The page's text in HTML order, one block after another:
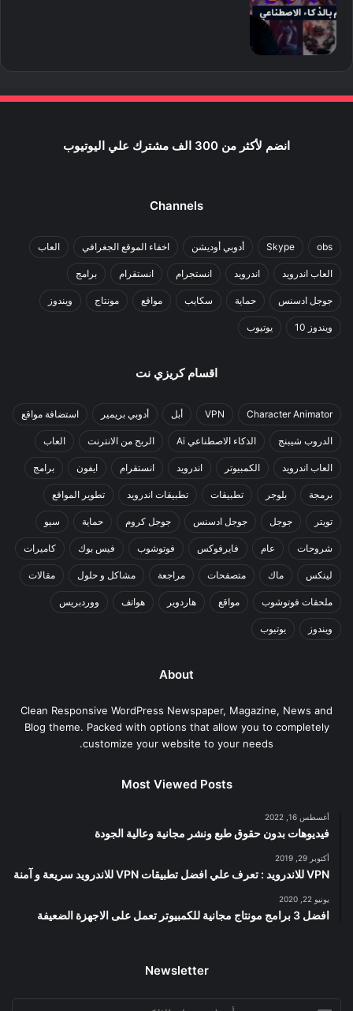
انضم لأكثر من 300 الف مشترك علي اليوتيوب
Channels
obs
Skype أدوبي أوديشن اخفاء الموقع الجغرافي العاب
العاب اندرويد اندرويد انستجرام انستقرام برامج
جوجل ادسنس حماية سكايب مواقع مونتاج ويندوز
ويندوز 10 يوتيوب
اقسام كريزي نت
Character Animator
VPN أبل أدوبي بريمير استضافة مواقع
الدروب شيبنج الذكاء الاصطناعي Ai الربح من الانترنت العاب
العاب اندرويد الكمبيوتر اندرويد انستقرام ايفون برامج
برمجة بلوجر تطبيقات تطبيقات اندرويد تطوير المواقع
تويتر جوجل جوجل ادسنس جوجل كروم حماية سيو
شروحات عام فايرفوكس فوتوشوب فيس بوك كاميرات
لينكس ماك متصفحات مراجعة مشاكل و حلول مقالات
ملحقات فوتوشوب مواقع هاردوير هواتف ووردبريس
ويندوز يوتيوب
About
Clean Responsive WordPress Newspaper, Magazine, News and
Blog theme. Packed with options that allow you to completely
customize your website to your needs.
Most Viewed Posts
أغسطس 16, 2022
فيديوهات بدون حقوق طبع ونشر مجانية وعالية الجودة
أكتوبر 29, 2019
VPN للاندرويد : تعرف علي افضل تطبيقات VPN للاندرويد سريعة و آمنة
يونيو 22, 2020
افضل 3 برامج مونتاج مجانية للكمبيوتر تعمل على الاجهزة الضعيفة
Newsletter